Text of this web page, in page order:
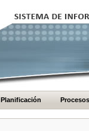
Planificación Procesos